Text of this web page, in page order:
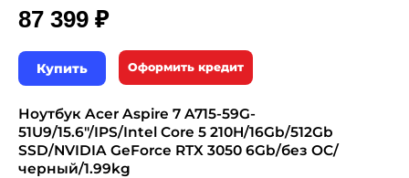
87 399 ₽
Купить Оформить кредит
Ноутбук Acer Aspire 7 A715-59G-
51U9/15.6"/IPS/Intel Core 5 210H/16Gb/512Gb
SSD/NVIDIA GeForce RTX 3050 6Gb/без ОС/
черный/1.99kg